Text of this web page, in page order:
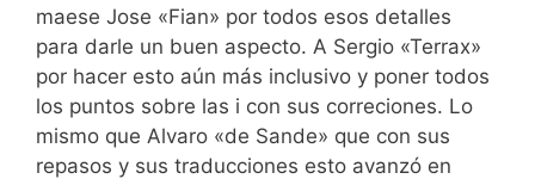
maese Jose «Fian» por todos esos detalles
para darle un buen aspecto. A Sergio «Terrax»
por hacer esto aún más inclusivo y poner todos
los puntos sobre las i con sus correciones. Lo
mismo que Alvaro «de Sande» que con sus
repasos y sus traducciones esto avanzó en